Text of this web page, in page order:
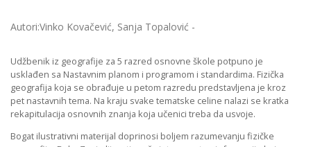
Autori:Vinko Kovačević, Sanja Topalović -
Udžbenik iz geografije za 5 razred osnovne škole potpuno je
usklađen sa Nastavnim planom i programom i standardima. Fizička
geografija koja se obrađuje u petom razredu predstavljena je kroz
pet nastavnih tema. Na kraju svake tematske celine nalazi se kratka
rekapitulacija osnovnih znanja koja učenici treba da usvoje.
Bogat ilustrativni materijal doprinosi boljem razumevanju fizičke